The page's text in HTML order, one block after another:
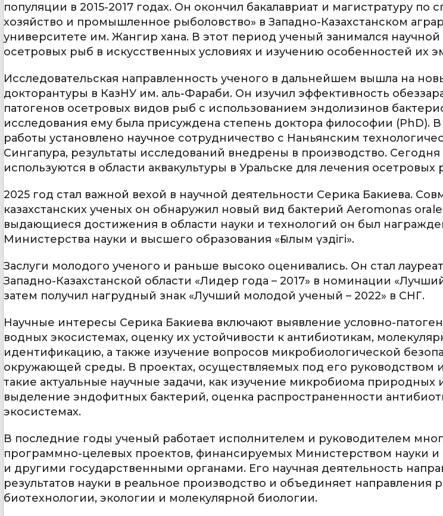
популяции в 2015-2017 годах. Он окончил бакалавриат и магистратуру по
хозяйство и промышленное рыболовство» в Западно-Казахстанском
университете им. Жангир хана. В этот период ученый занимался
осетровых рыб в искусственных условиях и изучению особенностей их
Исследовательская направленность ученого в дальнейшем вышла на
докторантуры в КазНУ им. аль-Фараби. Он изучил эффективность
патогенов осетровых видов рыб с использованием эндолизинов
исследования ему была присуждена степень доктора философии (PhD).
работы установлено научное сотрудничество с Наньянским
Сингапура, результаты исследований внедрены в производство. Сегодня
используются в области аквакультуры в Уральске для лечения осетровых
2025 год стал важной вехой в научной деятельности Серика Бакиева.
казахстанских ученых он обнаружил новый вид бактерий Aeromonas
выдающиеся достижения в области науки и технологий он был
Министерства науки и высшего образования «Ғылым үздігі».
Заслуги молодого ученого и раньше высоко оценивались. Он стал
Западно-Казахстанской области «Лидер года – 2017» в номинации
затем получил нагрудный знак «Лучший молодой ученый – 2022» в СНГ.
Научные интересы Серика Бакиева включают выявление условно-
водных экосистемах, оценку их устойчивости к антибиотикам,
идентификацию, а также изучение вопросов микробиологической
окружающей среды. В проектах, осуществляемых под его руководством
такие актуальные научные задачи, как изучение микробиома природных
выделение эндофитных бактерий, оценка распространенности
экосистемах.
В последние годы ученый работает исполнителем и руководителем
программно-целевых проектов, финансируемых Министерством науки
и другими государственными органами. Его научная деятельность
результатов науки в реальное производство и объединяет направления
биотехнологии, экологии и молекулярной биологии.